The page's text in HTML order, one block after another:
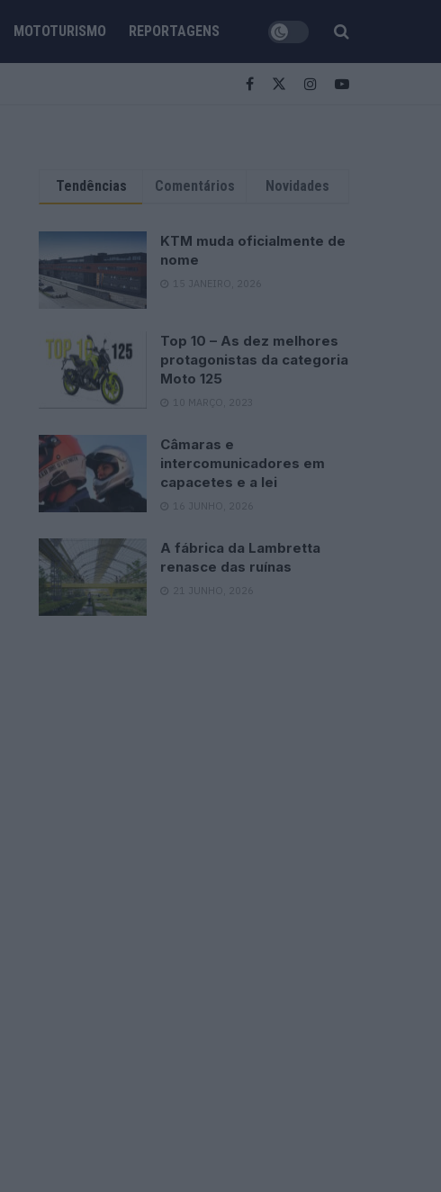
MOTOTURISMO REPORTAGENS
Tendências Comentários Novidades
KTM muda oficialmente de
nome
15 JANEIRO, 2026
Top 10 – As dez melhores
protagonistas da categoria
Moto 125
10 MARÇO, 2023
Câmaras e
intercomunicadores em
capacetes e a lei
16 JUNHO, 2026
A fábrica da Lambretta
renasce das ruínas
21 JUNHO, 2026